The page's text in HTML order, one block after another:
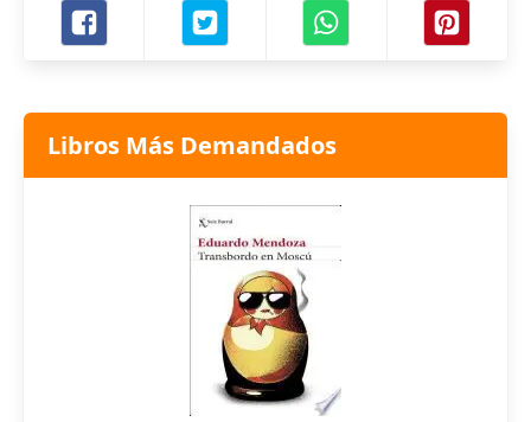
Libros Más Demandados